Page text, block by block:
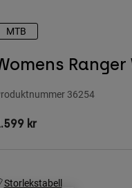
MTB
36254
kr
Storlekstabell